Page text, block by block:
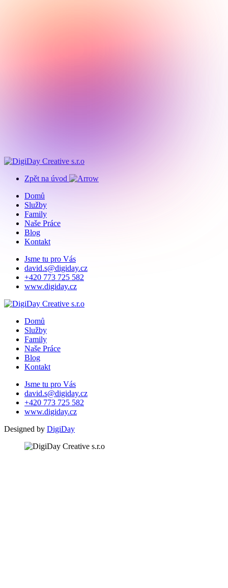
Zpět na úvod
Domů
Služby
Family
Naše Práce
Blog
Kontakt
Jsme tu pro Vás
david.s@digiday.cz
+420 773 725 582
www.digiday.cz
Domů
Služby
Family
Naše Práce
Blog
Kontakt
Jsme tu pro Vás
david.s@digiday.cz
+420 773 725 582
www.digiday.cz
Designed by DigiDay